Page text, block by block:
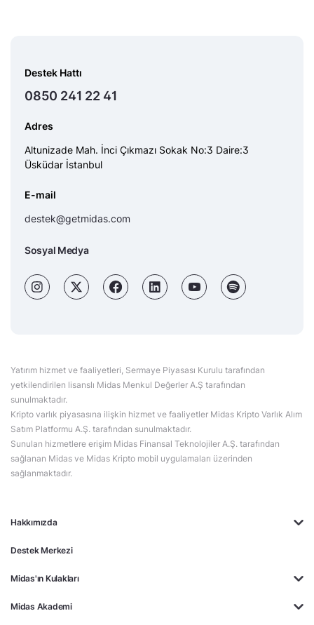
Hakkımızda
Destek Merkezi
Midas'ın Kulakları
Midas Akademi
Destek Hattı
0850 241 22 41
Adres
Altunizade Mah. İnci Çıkmazı Sokak No:3 Daire:3
Üsküdar İstanbul
E-mail
destek@getmidas.com
Sosyal Medya
Yatırım hizmet ve faaliyetleri, Sermaye Piyasası Kurulu tarafından
yetkilendirilen lisanslı Midas Menkul Değerler A.Ş tarafından
sunulmaktadır.
Kripto varlık piyasasına ilişkin hizmet ve faaliyetler Midas Kripto Varlık Alım
Satım Platformu A.Ş. tarafından sunulmaktadır.
Sunulan hizmetlere erişim Midas Finansal Teknolojiler A.Ş. tarafından
sağlanan Midas ve Midas Kripto mobil uygulamaları üzerinden
sağlanmaktadır.